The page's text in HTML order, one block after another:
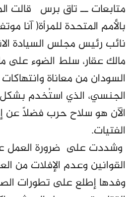
متابعات ــ تاق برس قالت
بالأمم المتحدة للمرأة( آنا
نائب رئيس مجلس السيادة
مالك عقار، سلط الضوء على
السودان من معاناة
الجنسي، الذي استُخدم
الآن هو سلاح حرب فضلاً عن
الفتيات.
وشددت على ضرورة العمل
القوانين وعدم الإفلات من
وفدها إطلع على تطورات